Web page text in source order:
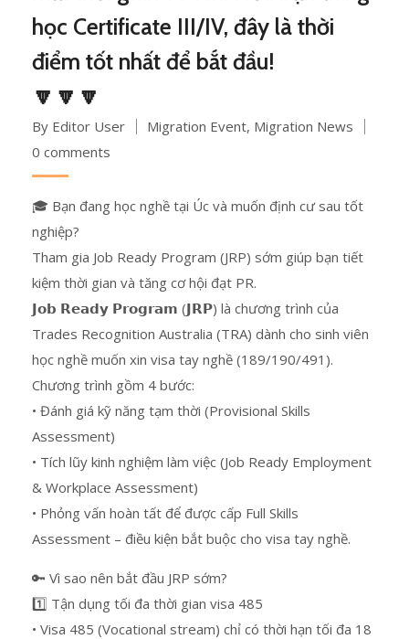
học Certificate III/IV, đây là thời
điểm tốt nhất để bắt đầu!
🔽🔽🔽
By Editor User Migration Event, Migration News
0 comments
🎓 Bạn đang học nghề tại Úc và muốn định cư sau tốt
nghiệp?
Tham gia Job Ready Program (JRP) sớm giúp bạn tiết
kiệm thời gian và tăng cơ hội đạt PR.
𝗝𝗼𝗯 𝗥𝗲𝗮𝗱𝘆 𝗣𝗿𝗼𝗴𝗿𝗮𝗺 (𝗝𝗥𝗣) là chương trình của
Trades Recognition Australia (TRA) dành cho sinh viên
học nghề muốn xin visa tay nghề (189/190/491).
Chương trình gồm 4 bước:
• Đánh giá kỹ năng tạm thời (Provisional Skills
Assessment)
• Tích lũy kinh nghiệm làm việc (Job Ready Employment
& Workplace Assessment)
• Phỏng vấn hoàn tất để được cấp Full Skills
Assessment – điều kiện bắt buộc cho visa tay nghề.
🔑 Vì sao nên bắt đầu JRP sớm?
1️⃣ Tận dụng tối đa thời gian visa 485
• Visa 485 (Vocational stream) chỉ có thời hạn tối đa 18